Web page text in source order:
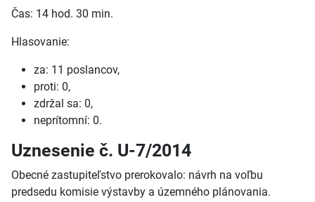
Čas: 14 hod. 30 min.
Hlasovanie:
za: 11 poslancov,
proti: 0,
zdržal sa: 0,
neprítomní: 0.
Uznesenie č. U-7/2014
Obecné zastupiteľstvo prerokovalo: návrh na voľbu
predsedu komisie výstavby a územného plánovania.